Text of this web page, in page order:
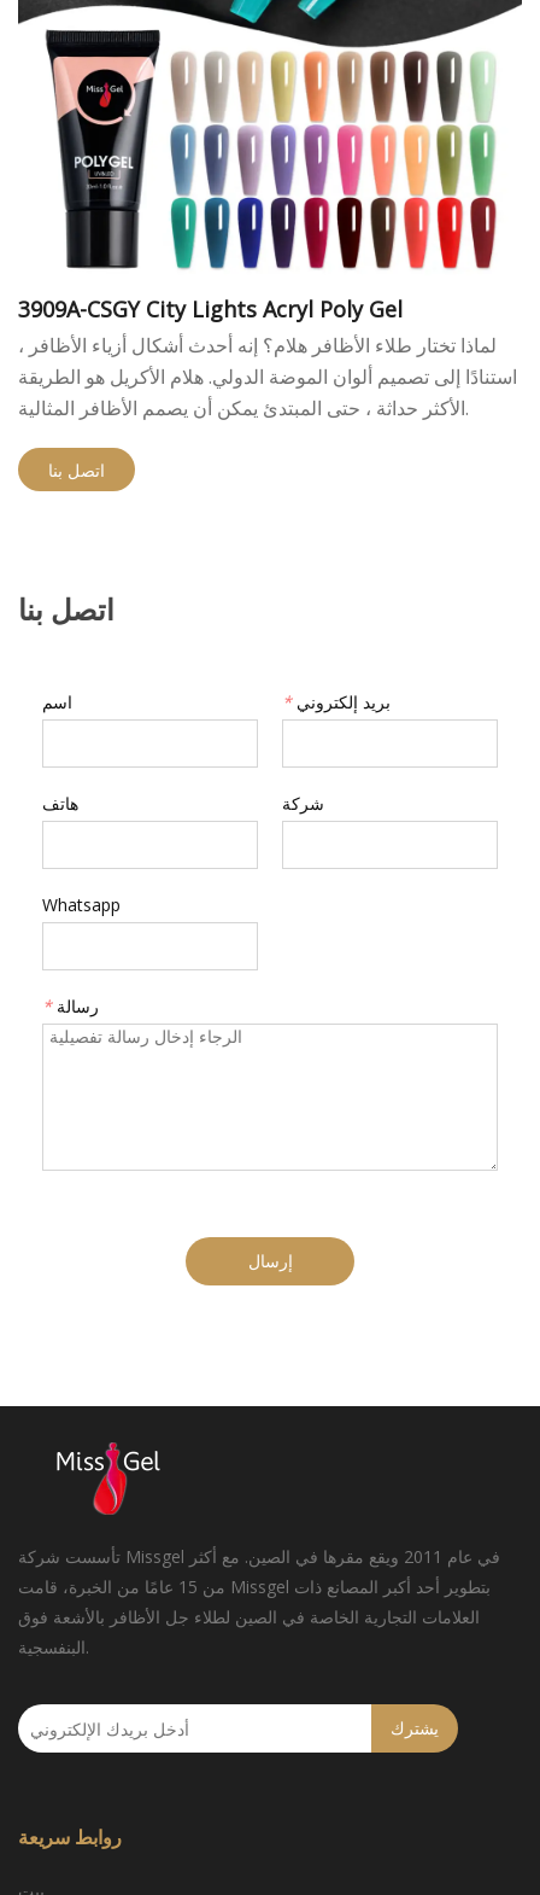
3909A-CSGY City Lights Acryl Poly Gel
لماذا تختار طلاء الأظافر هلام؟ إنه أحدث أشكال أزياء الأظافر ،
استنادًا إلى تصميم ألوان الموضة الدولي. هلام الأكريل هو الطريقة
الأكثر حداثة ، حتى المبتدئ يمكن أن يصمم الأظافر المثالية.
اتصل بنا
اتصل بنا
اسم * بريد إلكتروني
هاتف شركة
Whatsapp
* رسالة
إرسال
تأسست شركة Missgel في عام 2011 ويقع مقرها في الصين. مع أكثر
من 15 عامًا من الخبرة، قامت Missgel بتطوير أحد أكبر المصانع ذات
العلامات التجارية الخاصة في الصين لطلاء جل الأظافر بالأشعة فوق
البنفسجية.
يشترك
روابط سريعة